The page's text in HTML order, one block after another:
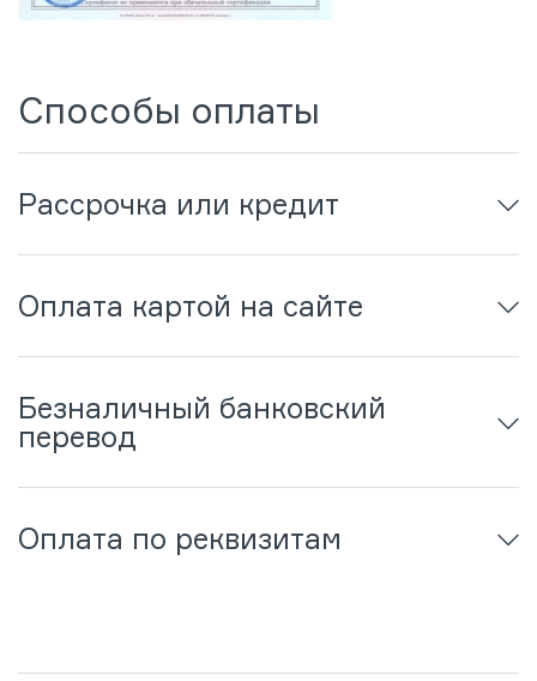
Способы оплаты
Рассрочка или кредит
Оплата картой на сайте
Безналичный банковский
перевод
Оплата по реквизитам